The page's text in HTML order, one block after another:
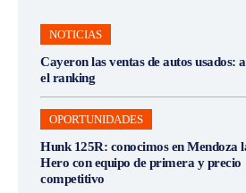
NOTICIAS
Cayeron las ventas de autos usados:
el ranking
OPORTUNIDADES
Hunk 125R: conocimos en Mendoza
Hero con equipo de primera y precio
competitivo